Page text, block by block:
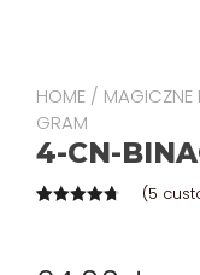
HOME / MAGICZNE
GRAM
4-CN-
based on
(5